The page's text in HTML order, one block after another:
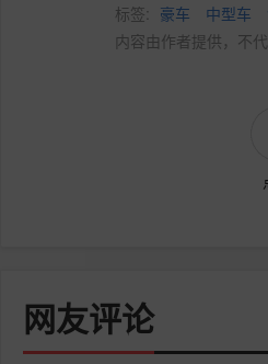
标签: 豪车 中型车
内容由作者提供，不
网友评论